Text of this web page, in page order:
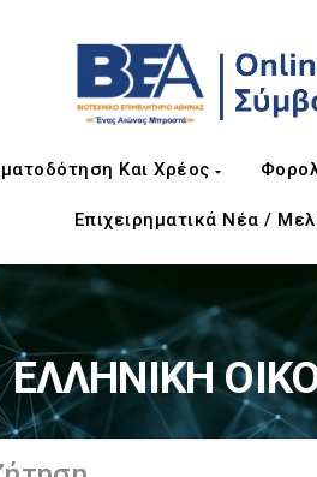
Και Χρέος
Επιχειρηματικά Νέα /
ΕΛΛΗΝΙΚΗ